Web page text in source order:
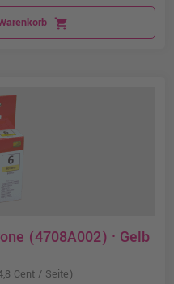
shopping_cart
(4708A002) · Gelb
Cent / Seite)